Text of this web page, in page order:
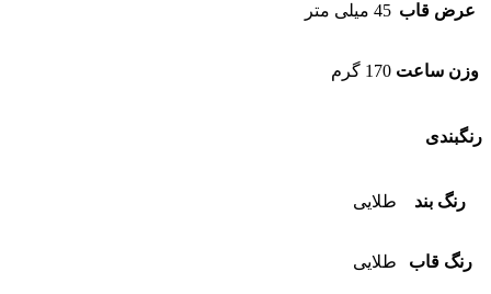
عرض قاب 45 میلی متر
وزن ساعت 170 گرم
رنگبندی
رنگ بند طلایی
رنگ قاب طلایی